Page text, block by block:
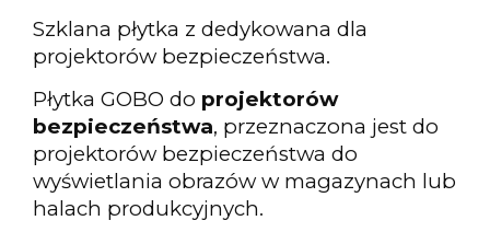
Szklana płytka z dedykowana dla
projektorów bezpieczeństwa.
Płytka GOBO do projektorów
bezpieczeństwa, przeznaczona jest do
projektorów bezpieczeństwa do
wyświetlania obrazów w magazynach lub
halach produkcyjnych.